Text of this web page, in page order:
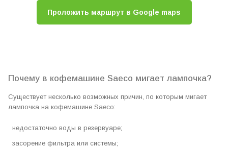
Проложить маршрут в Google maps
Почему в кофемашине Saeco мигает лампочка?
Существует несколько возможных причин, по которым мигает
лампочка на кофемашине Saeco:
недостаточно воды в резервуаре;
засорение фильтра или системы;